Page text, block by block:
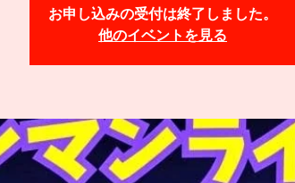
お申し込みの受付は終了しました。
他のイベントを見る